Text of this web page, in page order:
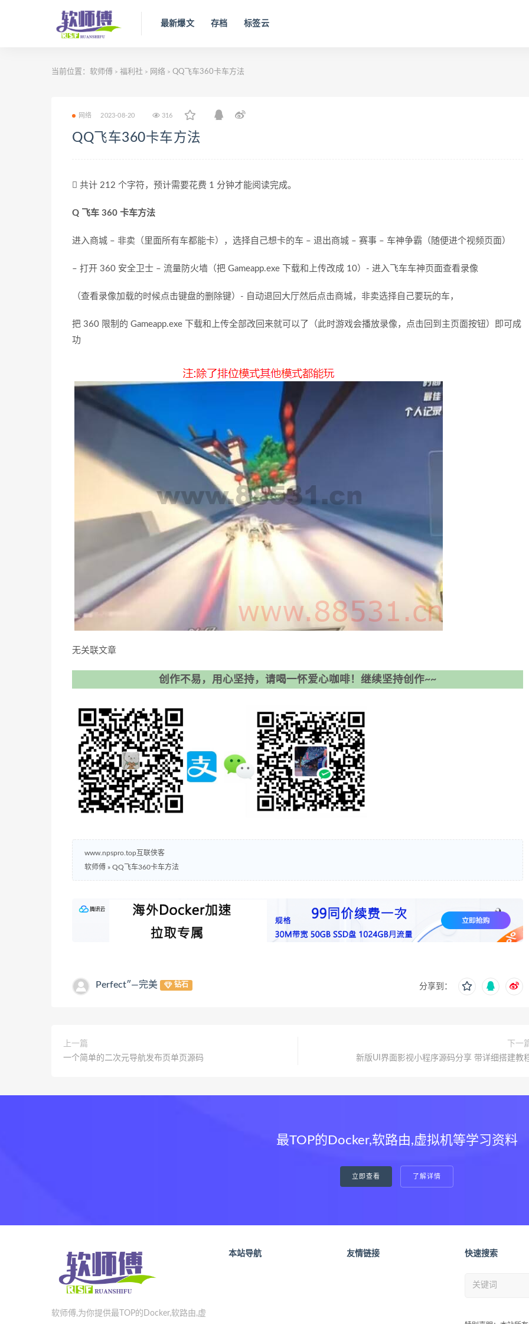
最新爆文 存档 标签云
当前位置： 软师傅 > 福利社 > 网络 > QQ飞车360卡车方法
网络 2023-08-20 316
QQ飞车360卡车方法
共计 212 个字符，预计需要花费 1 分钟才能阅读完成。
Q 飞车 360 卡车方法
进入商城 – 非卖（里面所有车都能卡），选择自己想卡的车 – 退出商城 – 赛事 – 车神争霸（随便进个视频页面）
– 打开 360 安全卫士 – 流量防火墙（把 Gameapp.exe 下载和上传改成 10）- 进入飞车车神页面查看录像
（查看录像加载的时候点击键盘的删除键）- 自动退回大厅然后点击商城，非卖选择自己要玩的车，
把 360 限制的 Gameapp.exe 下载和上传全部改回来就可以了（此时游戏会播放录像，点击回到主页面按钮）即可成
功
无关联文章
创作不易，用心坚持，请喝一怀爱心咖啡！继续坚持创作~~
www.npspro.top互联侠客
软师傅 » QQ飞车360卡车方法
Perfect″—完美 钻石 分享到：
上一篇
一个简单的二次元导航发布页单页源码
下一
新版UI界面影视小程序源码分享 带详细搭建教
最TOP的Docker,软路由,虚拟机等学习资料
立即查看 了解详情
软师傅,为你提供最TOP的Docker,软路由,虚
本站导航 友情链接 快速搜索